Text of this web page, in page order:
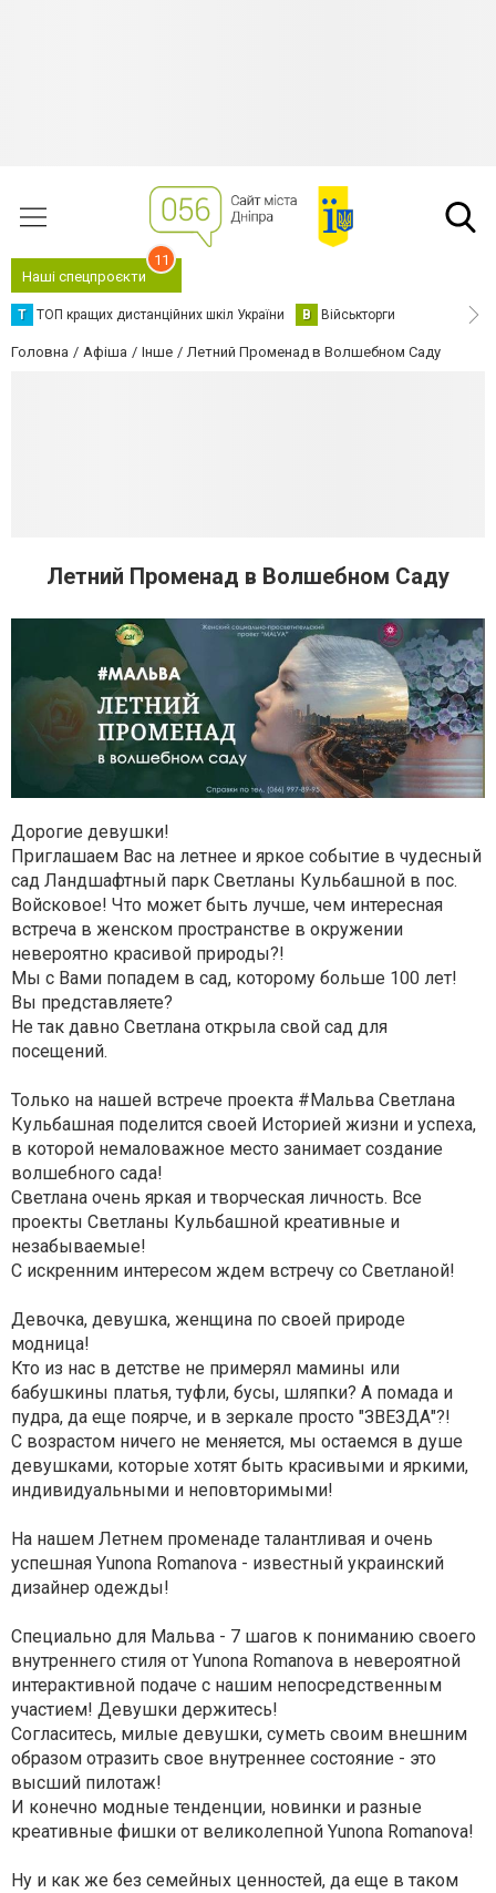
Наші спецпроєкти
11
Т ТОП кращих дистанційних шкіл України В Військторги
Головна Афіша Інше Летний Променад в Волшебном Саду
Летний Променад в Волшебном Саду
Дорогие девушки!
Приглашаем Вас на летнее и яркое событие в чудесный
сад Ландшафтный парк Светланы Кульбашной в пос.
Войсковое! Что может быть лучше, чем интересная
встреча в женском пространстве в окружении
невероятно красивой природы?!
Мы с Вами попадем в сад, которому больше 100 лет!
Вы представляете?
Не так давно Светлана открыла свой сад для
посещений.
Только на нашей встрече проекта #Мальва Светлана
Кульбашная поделится своей Историей жизни и успеха,
в которой немаловажное место занимает создание
волшебного сада!
Светлана очень яркая и творческая личность. Все
проекты Светланы Кульбашной креативные и
незабываемые!
С искренним интересом ждем встречу со Светланой!
Девочка, девушка, женщина по своей природе
модница!
Кто из нас в детстве не примерял мамины или
бабушкины платья, туфли, бусы, шляпки? А помада и
пудра, да еще поярче, и в зеркале просто "ЗВЕЗДА"?!
С возрастом ничего не меняется, мы остаемся в душе
девушками, которые хотят быть красивыми и яркими,
индивидуальными и неповторимыми!
На нашем Летнем променаде талантливая и очень
успешная Yunona Romanova - известный украинский
дизайнер одежды!
Специально для Мальва - 7 шагов к пониманию своего
внутреннего стиля от Yunona Romanova в невероятной
интерактивной подаче с нашим непосредственным
участием! Девушки держитесь!
Согласитесь, милые девушки, суметь своим внешним
образом отразить свое внутреннее состояние - это
высший пилотаж!
И конечно модные тенденции, новинки и разные
креативные фишки от великолепной Yunona Romanova!
Ну и как же без семейных ценностей, да еще в таком